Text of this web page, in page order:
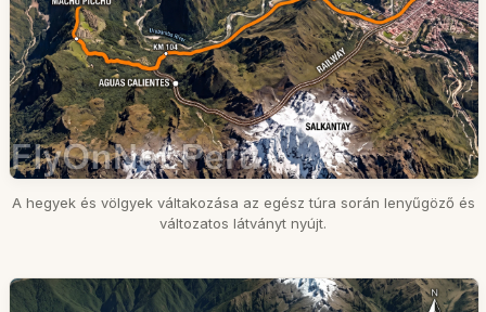
A hegyek és völgyek váltakozása az egész túra során lenyűgöző és
változatos látványt nyújt.